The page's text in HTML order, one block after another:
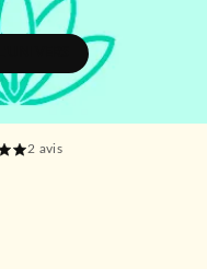
2 avis